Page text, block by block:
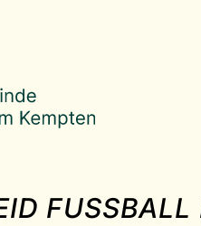
FUSSBALL